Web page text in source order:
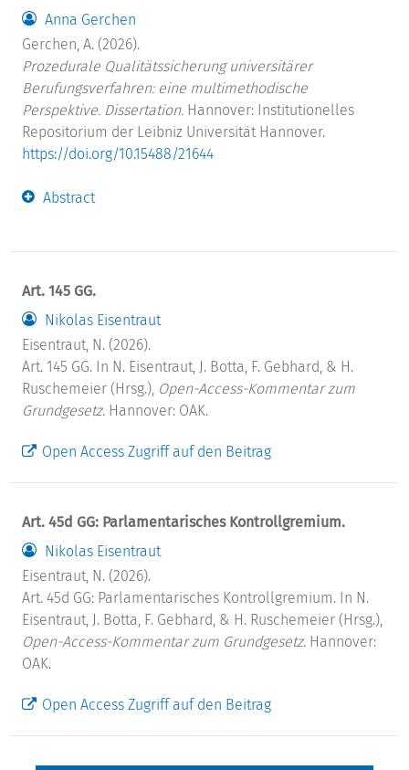
Anna Gerchen
Gerchen, A. (2026).
Prozedurale Qualitätssicherung universitärer
Berufungsverfahren: eine multimethodische
Perspektive. Dissertation. Hannover: Institutionelles
Repositorium der Leibniz Universität Hannover.
https://doi.org/10.15488/21644
Abstract
Art. 145 GG.
Nikolas Eisentraut
Eisentraut, N. (2026).
Art. 145 GG. In N. Eisentraut, J. Botta, F. Gebhard, & H.
Ruschemeier (Hrsg.), Open-Access-Kommentar zum
Grundgesetz. Hannover: OAK.
Open Access Zugriff auf den Beitrag
Art. 45d GG: Parlamentarisches Kontrollgremium.
Nikolas Eisentraut
Eisentraut, N. (2026).
Art. 45d GG: Parlamentarisches Kontrollgremium. In N.
Eisentraut, J. Botta, F. Gebhard, & H. Ruschemeier (Hrsg.),
Open-Access-Kommentar zum Grundgesetz. Hannover:
OAK.
Open Access Zugriff auf den Beitrag